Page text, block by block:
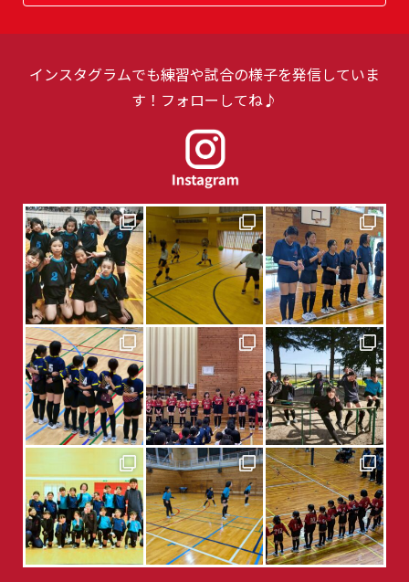
インスタグラムでも練習や試合の様子を発信していま
す！フォローしてね♪